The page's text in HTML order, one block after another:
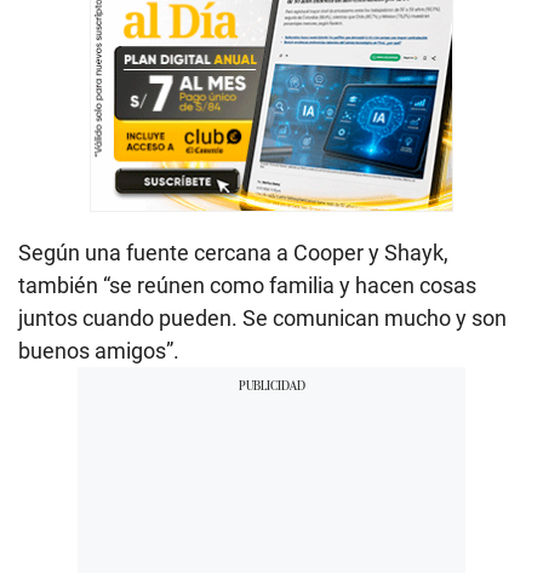
Según una fuente cercana a Cooper y Shayk,
también “se reúnen como familia y hacen cosas
juntos cuando pueden. Se comunican mucho y son
buenos amigos”.